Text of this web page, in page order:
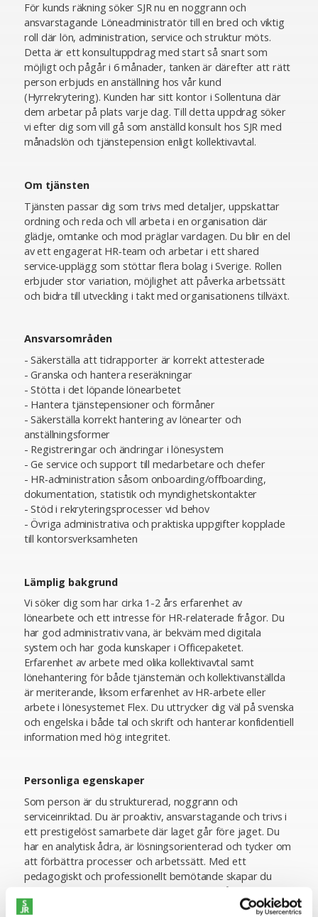
För kunds räkning söker SJR nu en noggrann och
ansvarstagande Löneadministratör till en bred och viktig
roll där lön, administration, service och struktur möts.
Detta är ett konsultuppdrag med start så snart som
möjligt och pågår i 6 månader, tanken är därefter att rätt
person erbjuds en anställning hos vår kund
(Hyrrekrytering). Kunden har sitt kontor i Sollentuna där
dem arbetar på plats varje dag. Till detta uppdrag söker
vi efter dig som vill gå som anställd konsult hos SJR med
månadslön och tjänstepension enligt kollektivavtal.
Om tjänsten
Tjänsten passar dig som trivs med detaljer, uppskattar
ordning och reda och vill arbeta i en organisation där
glädje, omtanke och mod präglar vardagen. Du blir en del
av ett engagerat HR‑team och arbetar i ett shared
service‑upplägg som stöttar flera bolag i Sverige. Rollen
erbjuder stor variation, möjlighet att påverka arbetssätt
och bidra till utveckling i takt med organisationens tillväxt.
Ansvarsområden
- Säkerställa att tidrapporter är korrekt attesterade
- Granska och hantera reseräkningar
- Stötta i det löpande lönearbetet
- Hantera tjänstepensioner och förmåner
- Säkerställa korrekt hantering av lönearter och
anställningsformer
- Registreringar och ändringar i lönesystem
- Ge service och support till medarbetare och chefer
- HR‑administration såsom onboarding/offboarding,
dokumentation, statistik och myndighetskontakter
- Stöd i rekryteringsprocesser vid behov
- Övriga administrativa och praktiska uppgifter kopplade
till kontorsverksamheten
Lämplig bakgrund
Vi söker dig som har cirka 1-2 års erfarenhet av
lönearbete och ett intresse för HR‑relaterade frågor. Du
har god administrativ vana, är bekväm med digitala
system och har goda kunskaper i Officepaketet.
Erfarenhet av arbete med olika kollektivavtal samt
lönehantering för både tjänstemän och kollektivanställda
är meriterande, liksom erfarenhet av HR‑arbete eller
arbete i lönesystemet Flex. Du uttrycker dig väl på svenska
och engelska i både tal och skrift och hanterar konfidentiell
information med hög integritet.
Personliga egenskaper
Som person är du strukturerad, noggrann och
serviceinriktad. Du är proaktiv, ansvarstagande och trivs i
ett prestigelöst samarbete där laget går före jaget. Du
har en analytisk ådra, är lösningsorienterad och tycker om
att förbättra processer och arbetssätt. Med ett
pedagogiskt och professionellt bemötande skapar du
trygghet och förtroende i kontakten med både chefer och
medarbetare.